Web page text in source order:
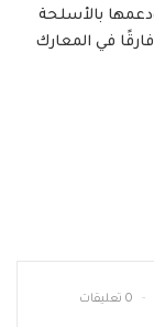
بالأسلحة
في المعارك
0 تعليقات